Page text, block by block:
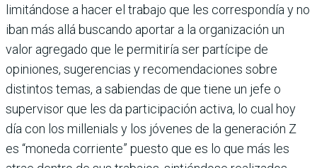
limitándose a hacer el trabajo que les correspondía y no
iban más allá buscando aportar a la organización un
valor agregado que le permitiría ser partícipe de
opiniones, sugerencias y recomendaciones sobre
distintos temas, a sabiendas de que tiene un jefe o
supervisor que les da participación activa, lo cual hoy
día con los millenials y los jóvenes de la generación Z
es “moneda corriente” puesto que es lo que más les